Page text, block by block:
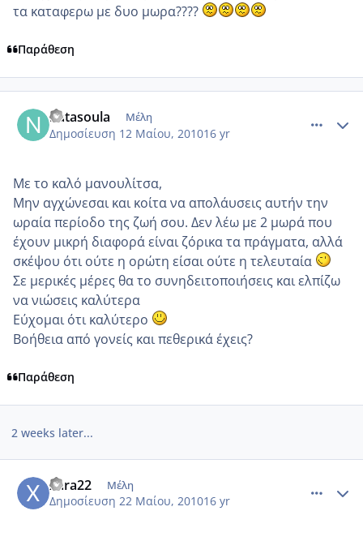
τα καταφερω με δυο μωρα????
Παράθεση
natasoula Μέλη
Δημοσίευση 12 Μαίου, 201016 yr
Με το καλό μανουλίτσα,
Μην αγχώνεσαι και κοίτα να απολάυσεις αυτήν την
ωραία περίοδο της ζωή σου. Δεν λέω με 2 μωρά που
έχουν μικρή διαφορά είναι ζόρικα τα πράγματα, αλλά
σκέψου ότι ούτε η ορώτη είσαι ούτε η τελευταία
Σε μερικές μέρες θα το συνηδειτοποιήσεις και ελπίζω
να νιώσεις καλύτερα
Εύχομαι ότι καλύτερο
Βοήθεια από γονείς και πεθερικά έχεις?
Παράθεση
2 weeks later...
xara22 Μέλη
Δημοσίευση 22 Μαίου, 201016 yr